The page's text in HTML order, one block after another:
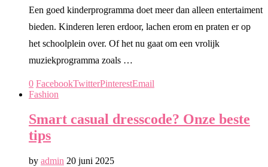
Een goed kinderprogramma doet meer dan alleen entertaiment
bieden. Kinderen leren erdoor, lachen erom en praten er op
het schoolplein over. Of het nu gaat om een vrolijk
muziekprogramma zoals …
0 FacebookTwitterPinterestEmail
Fashion
Smart casual dresscode? Onze beste
tips
by admin 20 juni 2025